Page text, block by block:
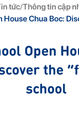
tức/Thông tin cập
House Chua Boc:
Open
the
school